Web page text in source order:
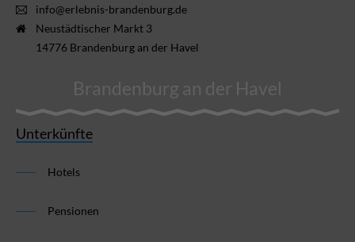
info@erlebnis-brandenburg.de
Neustädtischer Markt 3
14776 Brandenburg an der Havel
Brandenburg an der Havel
Unterkünfte
Hotels
Pensionen